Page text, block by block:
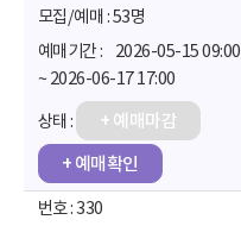
53명
2026-05-15 09:00
~ 2026-06-17 17:00
+ 예매마감
+ 예매확인
330